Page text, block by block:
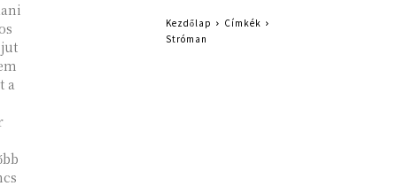
a
Kezdőlap
Címkék
Stróman